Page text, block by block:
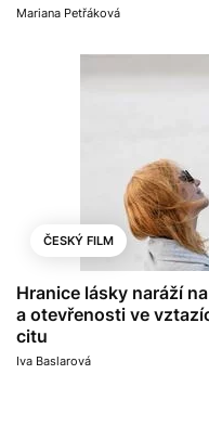
Mariana Petřáková
ČESKÝ FILM
Hranice lásky naráží
a otevřenosti ve
citu
Iva Baslarová